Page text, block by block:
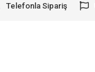
Telefonla Sipariş